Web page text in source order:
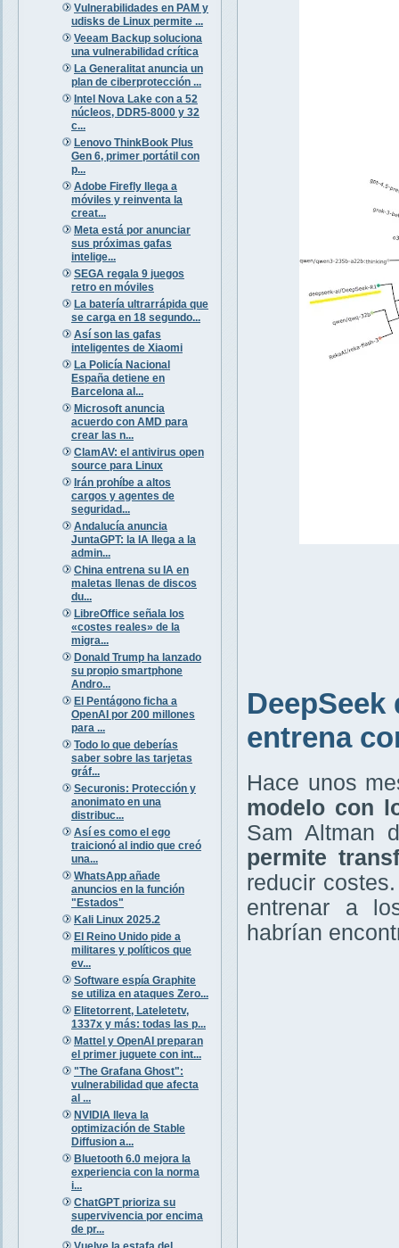
Vulnerabilidades en PAM y
udisks de Linux permite ...
Veeam Backup soluciona
una vulnerabilidad crítica
La Generalitat anuncia un
plan de ciberprotección ...
Intel Nova Lake con a 52
núcleos, DDR5-8000 y 32
c...
Lenovo ThinkBook Plus
Gen 6, primer portátil con
p...
Adobe Firefly llega a
móviles y reinventa la
creat...
Meta está por anunciar
sus próximas gafas
intelige...
SEGA regala 9 juegos
retro en móviles
La batería ultrarrápida que
se carga en 18 segundo...
Así son las gafas
inteligentes de Xiaomi
La Policía Nacional
España detiene en
Barcelona al...
Microsoft anuncia
acuerdo con AMD para
crear las n...
ClamAV: el antivirus open
source para Linux
Irán prohíbe a altos
cargos y agentes de
seguridad...
Andalucía anuncia
JuntaGPT: la IA llega a la
admin...
China entrena su IA en
maletas llenas de discos
du...
LibreOffice señala los
«costes reales» de la
migra...
Donald Trump ha lanzado
su propio smartphone
Andro...
El Pentágono ficha a
OpenAI por 200 millones
para ...
Todo lo que deberías
saber sobre las tarjetas
gráf...
Securonis: Protección y
anonimato en una
distribuc...
Así es como el ego
traicionó al indio que creó
una...
WhatsApp añade
anuncios en la función
"Estados"
Kali Linux 2025.2
El Reino Unido pide a
militares y políticos que
ev...
Software espía Graphite
se utiliza en ataques Zero...
Elitetorrent, Lateletetv,
1337x y más: todas las p...
Mattel y OpenAI preparan
el primer juguete con int...
"The Grafana Ghost":
vulnerabilidad que afecta
al ...
NVIDIA lleva la
optimización de Stable
Diffusion a...
Bluetooth 6.0 mejora la
experiencia con la norma
i...
ChatGPT prioriza su
supervivencia por encima
de pr...
DeepSeek
entrena
Hace unos
modelo con
Sam Altman
permite
reducir
entrenar a
habrían